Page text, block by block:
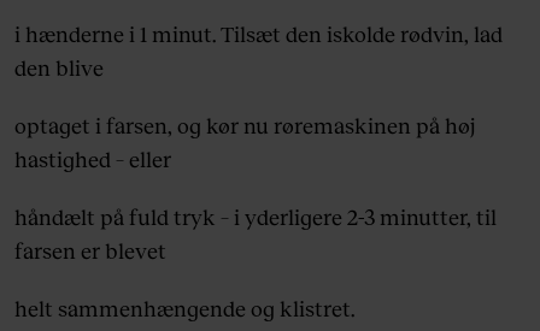
i hænderne i 1 minut. Tilsæt den iskolde rødvin, lad
den blive
optaget i farsen, og kør nu røremaskinen på høj
hastighed – eller
håndælt på fuld tryk – i yderligere 2-3 minutter, til
farsen er blevet
helt sammenhængende og klistret.